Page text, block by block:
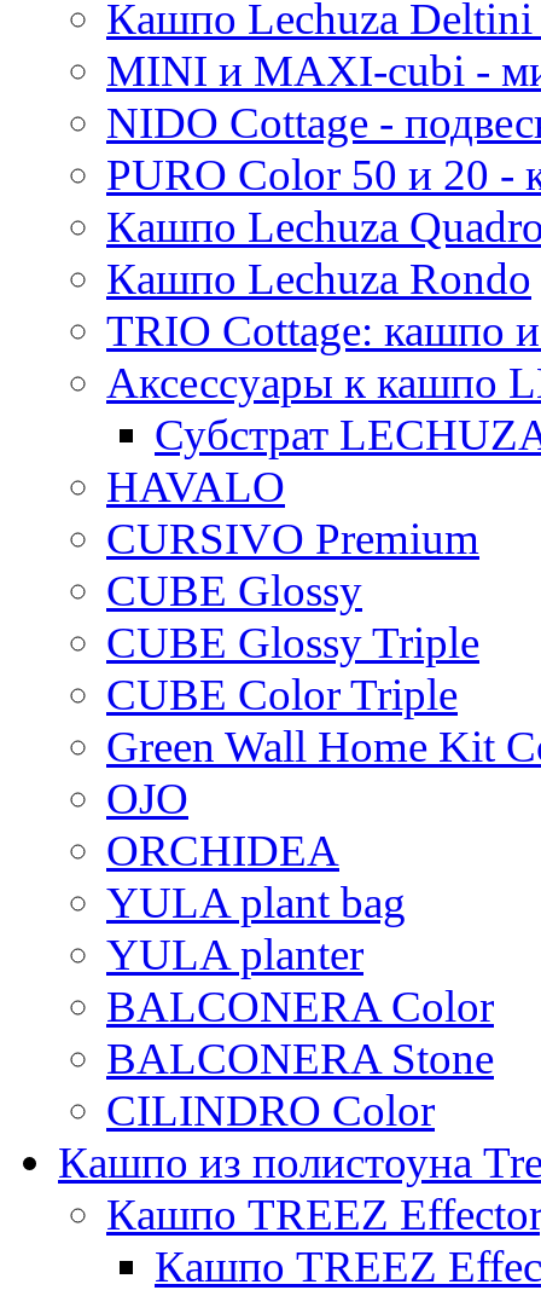
Кашпо Lechuza
MINI и MAXI-cubi -
NIDO Cottage -
PURO Color 50 и 20
Кашпо Lechuza
Кашпо Lechuza Rondo
TRIO Cottage: кашпо
Аксессуары к кашпо
Субстрат
HAVALO
CURSIVO Premium
CUBE Glossy
CUBE Glossy Triple
CUBE Color Triple
Green Wall Home Kit
OJO
ORCHIDEA
YULA plant bag
YULA planter
BALCONERA Color
BALCONERA Stone
CILINDRO Color
Кашпо из полистоуна
Кашпо TREEZ
Кашпо TREEZ